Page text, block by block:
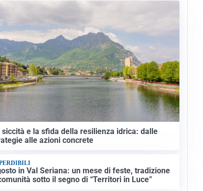
siccità e la sfida della resilienza idrica: dalle
alle azioni concrete
in Val Seriana: un mese di feste, tradizione
sotto il segno di “Territori in Luce”